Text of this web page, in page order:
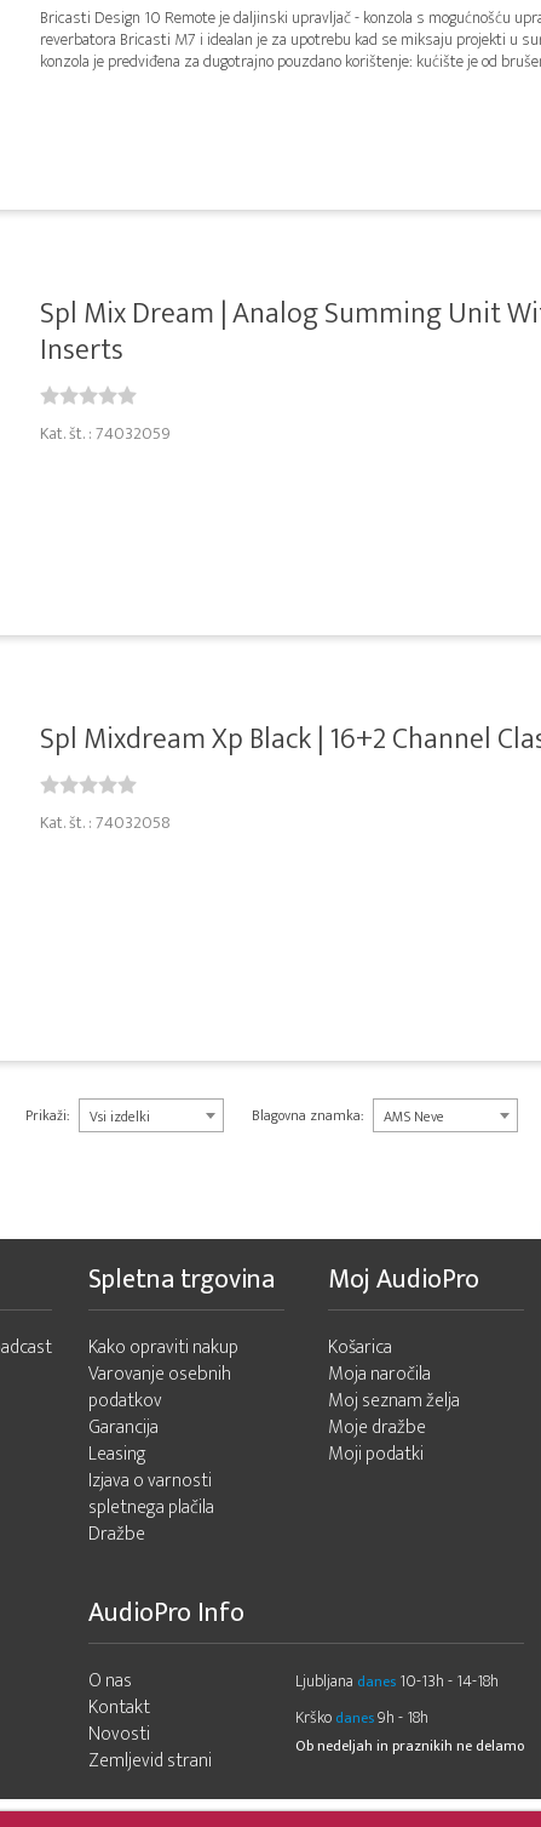
Bricasti Design 10 Remote je daljinski upravljač - konzola s mogućnošću
reverbatora Bricasti M7 i idealan je za upotrebu kad se miksaju projekti u
konzola je predviđena za dugotrajno pouzdano korištenje: kućište je od
Spl Mix Dream | Analog Summing Unit
Inserts
Kat. št. : 74032059
Spl Mixdream Xp Black | 16+2 Channel
Kat. št. : 74032058
Prikaži: Vsi izdelki Blagovna znamka: AMS Neve
Spletna trgovina
Kako opraviti nakup
Varovanje osebnih
podatkov
Garancija
Leasing
Izjava o varnosti
spletnega plačila
Dražbe
Moj AudioPro
Košarica
Moja naročila
Moj seznam želja
Moje dražbe
Moji podatki
AudioPro Info
O nas
Kontakt
Novosti
Zemljevid strani
Ljubljana danes 10-13h - 14-18h
Krško danes9h - 18h
Ob nedeljah in praznikih ne delamo